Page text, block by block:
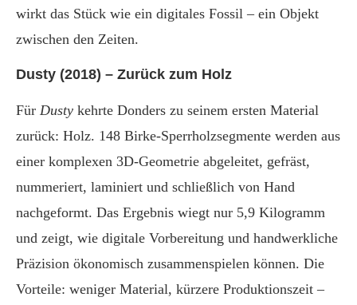
wirkt das Stück wie ein digitales Fossil – ein Objekt
zwischen den Zeiten.
Dusty (2018) – Zurück zum Holz
Für Dusty kehrte Donders zu seinem ersten Material
zurück: Holz. 148 Birke-Sperrholzsegmente werden aus
einer komplexen 3D-Geometrie abgeleitet, gefräst,
nummeriert, laminiert und schließlich von Hand
nachgeformt. Das Ergebnis wiegt nur 5,9 Kilogramm
und zeigt, wie digitale Vorbereitung und handwerkliche
Präzision ökonomisch zusammenspielen können. Die
Vorteile: weniger Material, kürzere Produktionszeit –